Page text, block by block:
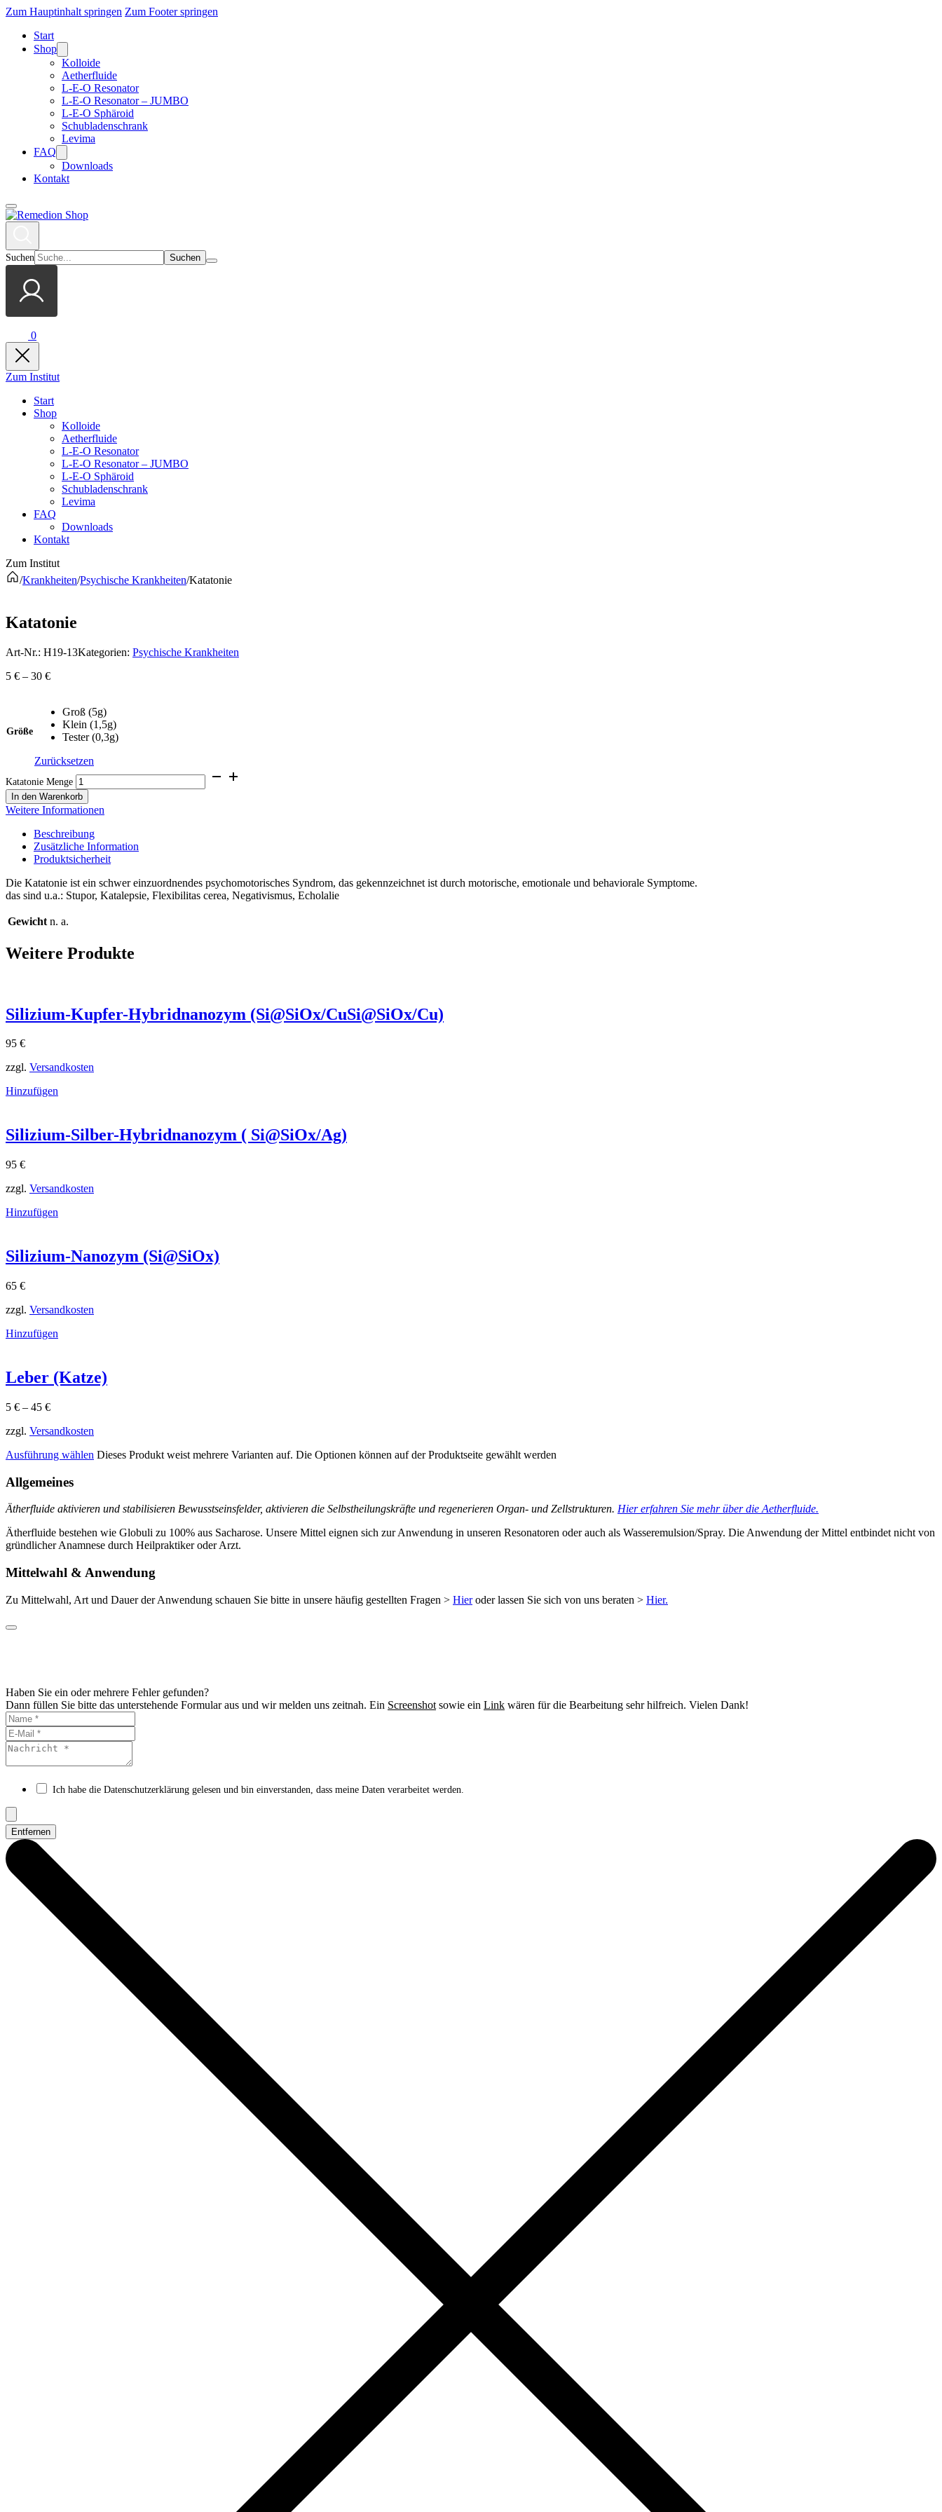
Zum Hauptinhalt springen Zum Footer springen
Start
Shop
Kolloide
Aetherfluide
L-E-O Resonator
L-E-O Resonator – JUMBO
L-E-O Sphäroid
Schubladenschrank
Levima
FAQ
Downloads
Kontakt
Suchen
0
Zum Institut
Start
Shop
Kolloide
Aetherfluide
L-E-O Resonator
L-E-O Resonator – JUMBO
L-E-O Sphäroid
Schubladenschrank
Levima
FAQ
Downloads
Kontakt
Zum Institut
/Krankheiten/Psychische Krankheiten/Katatonie
Katatonie
Art-Nr.: H19-13Kategorien: Psychische Krankheiten
5 € – 30 €
Größe
Groß (5g)
Klein (1,5g)
Tester (0,3g)
Zurücksetzen
Katatonie Menge
In den Warenkorb
Weitere Informationen
Beschreibung
Zusätzliche Information
Produktsicherheit
Die Katatonie ist ein schwer einzuordnendes psychomotorisches Syndrom, das gekennzeichnet ist durch motorische, emotionale und behaviorale Symptome.
das sind u.a.: Stupor, Katalepsie, Flexibilitas cerea, Negativismus, Echolalie
Gewicht n. a.
Weitere Produkte
Silizium-Kupfer-Hybridnanozym (Si@SiOx/CuSi@SiOx​/Cu)
95 €
zzgl. Versandkosten
Hinzufügen
Silizium-Silber-Hybridnanozym ( Si@SiOx/Ag)
95 €
zzgl. Versandkosten
Hinzufügen
Silizium-Nanozym (Si@SiOx)
65 €
zzgl. Versandkosten
Hinzufügen
Leber (Katze)
5 € – 45 €
zzgl. Versandkosten
Ausführung wählen Dieses Produkt weist mehrere Varianten auf. Die Optionen können auf der Produktseite gewählt werden
Allgemeines
Ätherfluide aktivieren und stabilisieren Bewusstseinsfelder, aktivieren die Selbstheilungskräfte und regenerieren Organ- und Zellstrukturen. Hier erfahren Sie mehr über die Aetherfluide.
Ätherfluide bestehen wie Globuli zu 100% aus Sacharose. Unsere Mittel eignen sich zur Anwendung in unseren Resonatoren oder auch als Wasseremulsion/Spray. Die Anwendung der Mittel entbindet nicht von
gründlicher Anamnese durch Heilpraktiker oder Arzt.
Mittelwahl & Anwendung
Zu Mittelwahl, Art und Dauer der Anwendung schauen Sie bitte in unsere häufig gestellten Fragen > Hieroder lassen Sie sich von uns beraten > Hier.
Haben Sie ein oder mehrere Fehler gefunden?
Dann füllen Sie bitte das unterstehende Formular aus und wir melden uns zeitnah. Ein Screenshot sowie ein Link wären für die Bearbeitung sehr hilfreich. Vielen Dank!
Ich habe die Datenschutzerklärung gelesen und bin einverstanden, dass meine Daten verarbeitet werden.
Entfernen